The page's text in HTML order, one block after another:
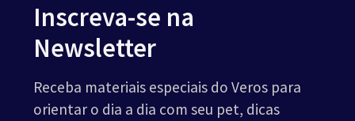
Inscreva-se na
Newsletter
Receba materiais especiais do Veros para
orientar o dia a dia com seu pet, dicas